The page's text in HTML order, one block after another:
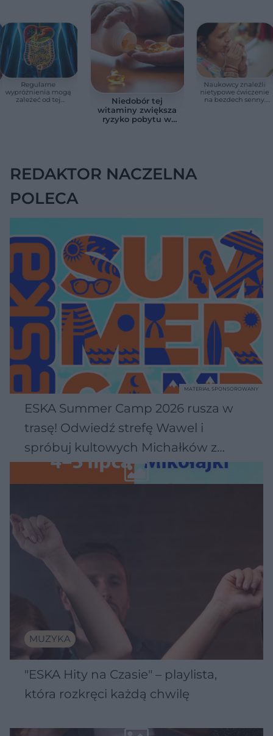
Regularne
wypróżnienia mogą
zależeć od tej
Niedobór tej
witaminy zwiększa
ryzyko pobytu w
Naukowcy znaleźli
nietypowe ćwiczenie
na bezdech senny.
REDAKTOR NACZELNA
POLECA
ESKA Summer Camp 2026 rusza w
trasę! Odwiedź strefę Wawel i
spróbuj kultowych Michałków z
Wawelu
MATERIAŁ SPONSOROWANY
MUZYKA
"ESKA Hity na Czasie" – playlista,
która rozkręci każdą chwilę